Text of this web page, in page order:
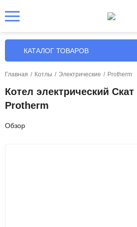
КАТАЛОГ ТОВАРОВ
Главная / Котлы / Электрические / Protherm
Котел электрический Скат
Protherm
Обзор